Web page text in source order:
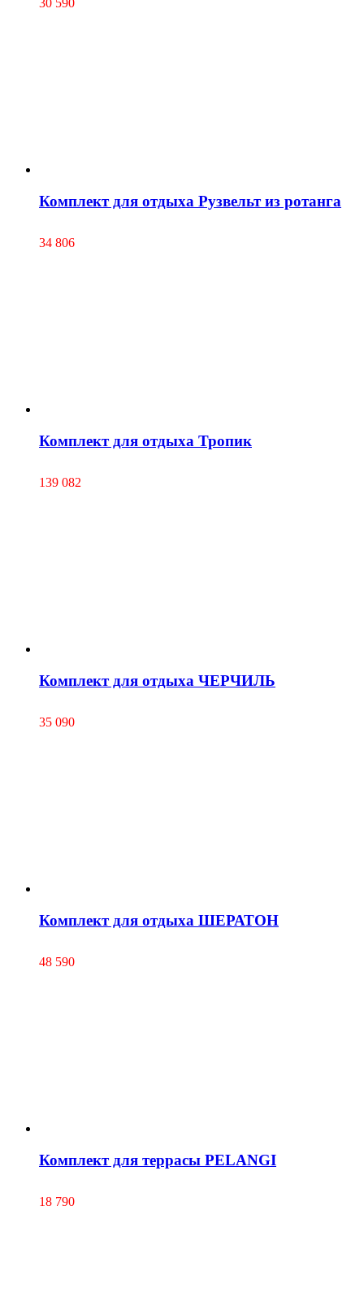
30 590
Комплект для отдыха Рузвельт из ротанга
34 806
Комплект для отдыха Тропик
139 082
Комплект для отдыха ЧЕРЧИЛЬ
35 090
Комплект для отдыха ШЕРАТОН
48 590
Комплект для террасы PELANGI
18 790